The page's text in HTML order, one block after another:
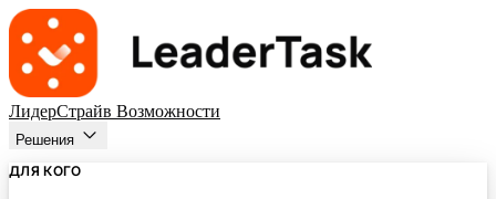
ЛидерСтрайв Возможности
Решения
ДЛЯ КОГО